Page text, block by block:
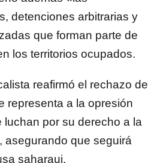
detenciones arbitrarias y
que forman parte de
los territorios ocupados.
reafirmó el rechazo de
representa a la opresión
por su derecho a la
asegurando que seguirá
saharaui.